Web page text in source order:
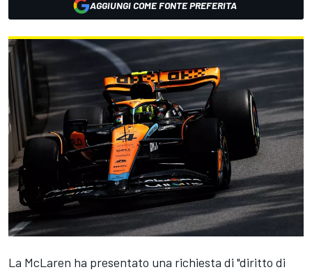
AGGIUNGI COME FONTE PREFERITA
La McLaren ha presentato una richiesta di "diritto di